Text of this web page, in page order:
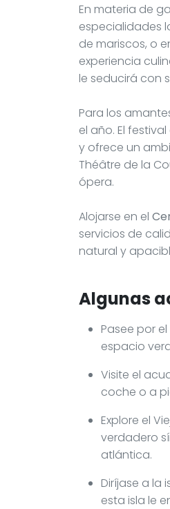
En materia de
especialidades
de mariscos, o
experiencia
le seducirá con
Para los
el año. El
y ofrece un
Théâtre de la
ópera.
Alojarse en el
servicios de
natural y
Algunas
Pasee por
espacio
Visite el
coche o a
Explore el
verdadero
atlántica.
Diríjase a la
esta isla le